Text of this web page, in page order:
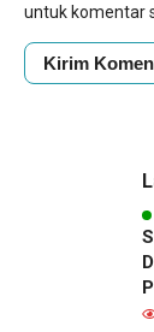
untuk komentar